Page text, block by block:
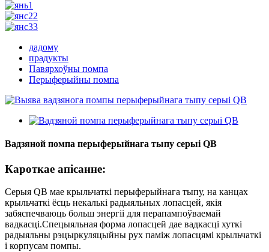
дадому
прадукты
Павярхоўны помпа
Перыферыйны помпа
Вадзяной помпа перыферыйнага тыпу серыі QB
Кароткае апісанне:
Серыя QB мае крыльчаткі перыферыйнага тыпу, на канцах
крыльчаткі ёсць некалькі радыяльных лопасцей, якія
забяспечваюць больш энергіі для перапампоўваемай
вадкасці.Спецыяльная форма лопасцей дае вадкасці хуткі
радыяльны рэцыркуляцыйны рух паміж лопасцямі крыльчаткі
і корпусам помпы.